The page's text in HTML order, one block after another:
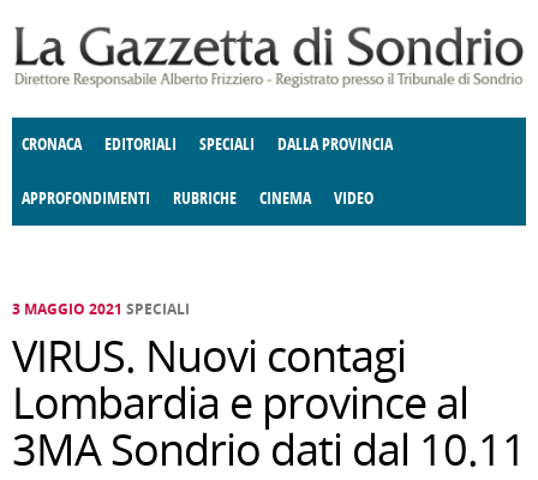
CRONACA EDITORIALI SPECIALI DALLA PROVINCIA
APPROFONDIMENTI
E SPETTACOLI POLITICA
RUBRICHE
DELLE IDEE FATTI DELLO SPIRITO
CINEMA VIDEO
3 MAGGIO 2021 SPECIALI
VIRUS. Nuovi contagi
Lombardia e province al
3MA Sondrio dati dal 10.11